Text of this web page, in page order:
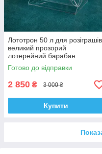
Лототрон 50 л для
великий прозорий
лотерейний барабан
Готово до відправки
2 850 ₴ 3 000 ₴
Купити